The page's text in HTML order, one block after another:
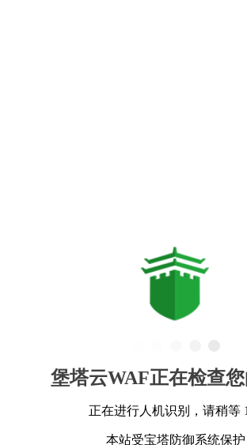
堡塔云WAF正在检查您
正在进行人机识别，请稍等
本站受宝塔防御系统保护